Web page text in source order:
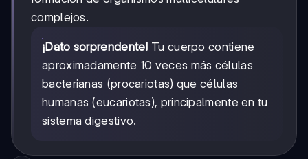
complejos.
¡Dato sorprendente! Tu cuerpo contiene
aproximadamente 10 veces más células
bacterianas (procariotas) que células
humanas (eucariotas), principalmente en tu
sistema digestivo.